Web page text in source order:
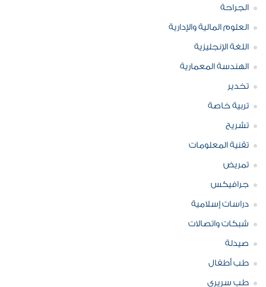
الجراحة
العلوم المالية والإدارية
اللغة الإنجليزية
الهندسة المعمارية
تخدير
تربية خاصة
تشريح
تقنية المعلومات
تمريض
جرافيكس
دراسات إسلامية
شبكات واتصالات
صيدلة
طب أطفال
طب سريري